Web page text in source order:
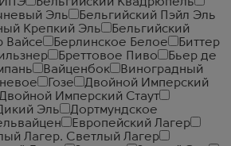
Эль
Бельгийский Пэйл Эль
Крепкий Эль
Бельгийский
Вайсе Берлинское Белое
Биттер
Бреттовое Пиво
Бьер де
Вайценбок
Виноградный
Гозе
Двойной Имперский
Имперский Стаут
Эль
Дортмундское
Европейский Лагер
Лагер. Светлый Лагер